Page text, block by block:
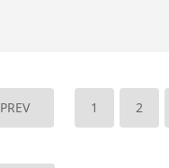
PREV 1 2